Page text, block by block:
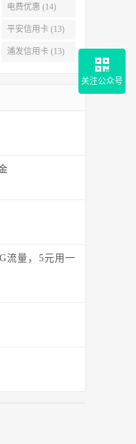
电费优惠 (14)
平安信用卡 (13)
浦发信用卡 (13)
流量，5元用一
关注公众号